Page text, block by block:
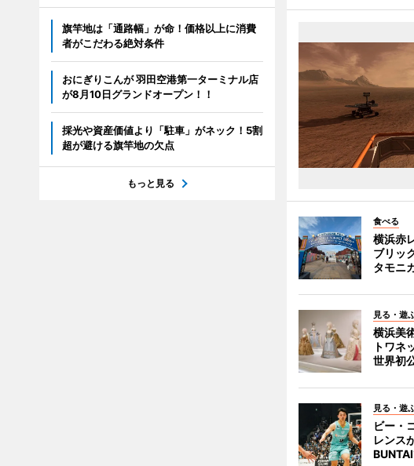
食べる
横浜赤
ブリッ
タモニ
見る・遊
横浜美
トワネ
世界初
見る・遊
ビー・
レンス
旗竿地は「通路幅」が命！価格以上に消費
者がこだわる絶対条件
おにぎりこんが 羽田空港第一ターミナル店
が8月10日グランドオープン！！
採光や資産価値より「駐車」がネック！5割
超が避ける旗竿地の欠点
もっと見る